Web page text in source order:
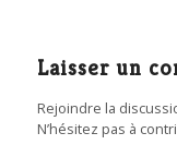
Laisser un
Rejoindre la
N’hésitez pas à